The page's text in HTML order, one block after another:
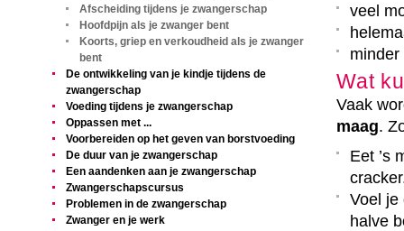
Afscheiding tijdens je zwangerschap
Hoofdpijn als je zwanger bent
Koorts, griep en verkoudheid als je zwanger
bent
De ontwikkeling van je kindje tijdens de
zwangerschap
Voeding tijdens je zwangerschap
Oppassen met ...
Voorbereiden op het geven van borstvoeding
De duur van je zwangerschap
Een aandenken aan je zwangerschap
Zwangerschapscursus
Problemen in de zwangerschap
Zwanger en je werk
veel
minder
Wat
Vaak
maag.
Eet ’s
Voel je
halve